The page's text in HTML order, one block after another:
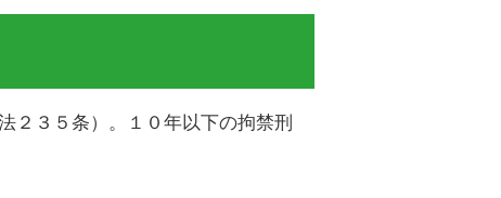
２３５条）。１０年以下の拘禁刑